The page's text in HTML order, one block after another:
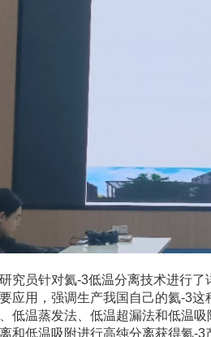
究员针对氦-3低温分离技术进行
应用，强调生产我国自己的氦-3这
低温蒸发法、低温超漏法和低温
和低温吸附进行高纯分离获得氦-3